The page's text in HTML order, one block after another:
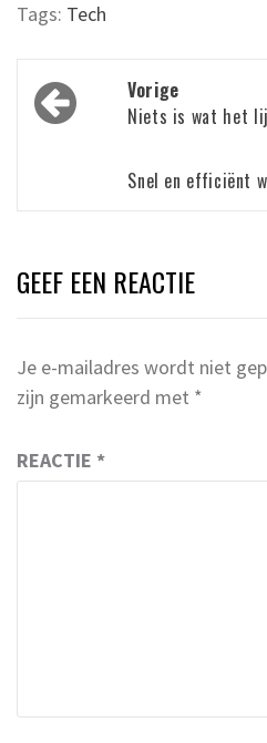
Tags: Tech
Bericht
navigatie
Vorige
Niets is wat het
Snel en efficiënt
GEEF EEN REACTIE
Je e-mailadres wordt niet
zijn gemarkeerd met *
REACTIE *